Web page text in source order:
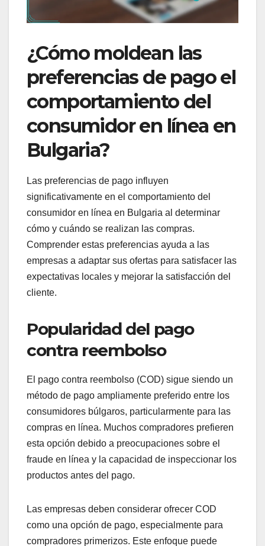
¿Cómo moldean las
preferencias de pago el
comportamiento del
consumidor en línea en
Bulgaria?
Las preferencias de pago influyen
significativamente en el comportamiento del
consumidor en línea en Bulgaria al determinar
cómo y cuándo se realizan las compras.
Comprender estas preferencias ayuda a las
empresas a adaptar sus ofertas para satisfacer las
expectativas locales y mejorar la satisfacción del
cliente.
Popularidad del pago
contra reembolso
El pago contra reembolso (COD) sigue siendo un
método de pago ampliamente preferido entre los
consumidores búlgaros, particularmente para las
compras en línea. Muchos compradores prefieren
esta opción debido a preocupaciones sobre el
fraude en línea y la capacidad de inspeccionar los
productos antes del pago.
Las empresas deben considerar ofrecer COD
como una opción de pago, especialmente para
compradores primerizos. Este enfoque puede